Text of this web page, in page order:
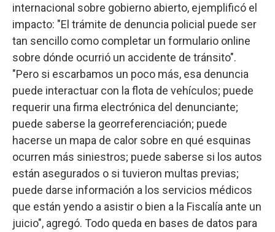
internacional sobre gobierno abierto, ejemplificó el
impacto: "El trámite de denuncia policial puede ser
tan sencillo como completar un formulario online
sobre dónde ocurrió un accidente de tránsito".
"Pero si escarbamos un poco más, esa denuncia
puede interactuar con la flota de vehículos; puede
requerir una firma electrónica del denunciante;
puede saberse la georreferenciación; puede
hacerse un mapa de calor sobre en qué esquinas
ocurren más siniestros; puede saberse si los autos
están asegurados o si tuvieron multas previas;
puede darse información a los servicios médicos
que están yendo a asistir o bien a la Fiscalía ante un
juicio", agregó. Todo queda en bases de datos para